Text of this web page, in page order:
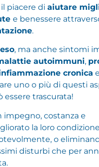
piacere di aiutare
e benessere
.
, ma anche sintomi
autoimmuni,
cronica
uno o più di questi
essere trascurata!
impegno, costanza e
la loro
o
disturbi che per